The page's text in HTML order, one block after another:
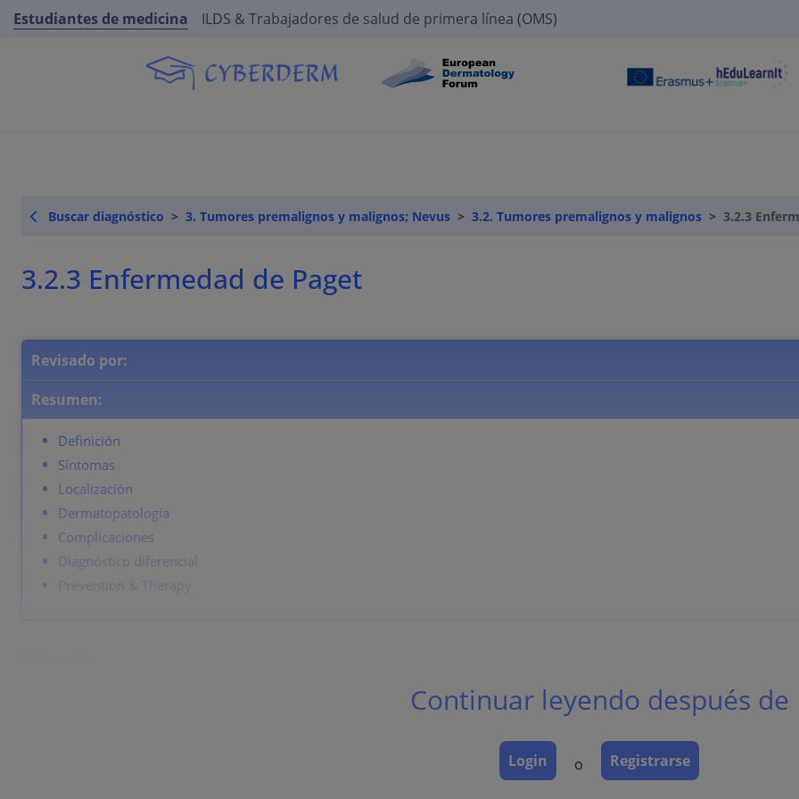
Estudiantes de medicina ILDS & Trabajadores de salud de primera línea (OMS)
Buscar diagnóstico 3. Tumores premalignos y malignos; Nevus 3.2. Tumores premalignos y malignos 3.2.3
3.2.3 Enfermedad de Paget
Revisado por:
Resumen:
Definición
Síntomas
Localización
Dermatopatología
Complicaciones
Diagnóstico diferencial
Prevention & Therapy
Adenocarcinoma intraepidérmico poco frecuente, que suele derivar de un carcinoma intraductal de mama
apocrinas o de un carcinoma subyacente (recto, prostata) (enfermedad de Paget extramamaria).
Placas eritematosas, bien circunscritas, a veces descamativas, que se van infiltrando poco a poco. Pezón
Continuar leyendo después de
Login o Registrarse